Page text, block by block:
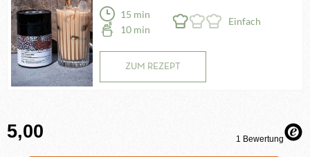
15 min
10 min
Einfach
ZUM REZEPT